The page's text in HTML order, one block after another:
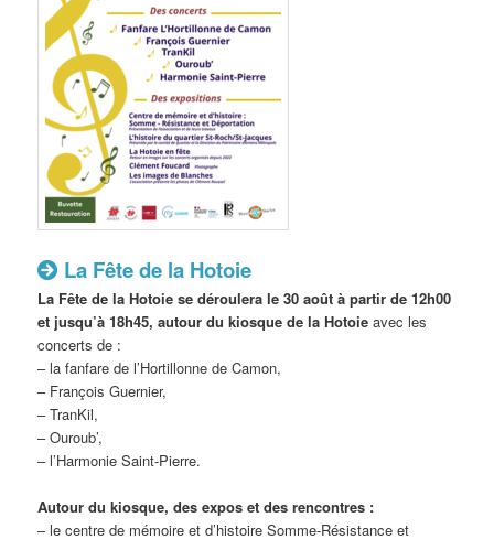
La Fête de la Hotoie
La Fête de la Hotoie se déroulera le 30 août à partir de 12h00
et jusqu’à 18h45, autour du kiosque de la Hotoie avec les
concerts de :
– la fanfare de l’Hortillonne de Camon,
– François Guernier,
– TranKil,
– Ouroub’,
– l’Harmonie Saint-Pierre.
Autour du kiosque, des expos et des rencontres :
– le centre de mémoire et d’histoire Somme-Résistance et